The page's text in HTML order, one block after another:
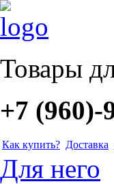
Товары
+7 (960)-
Как купить? Доставка
Для него